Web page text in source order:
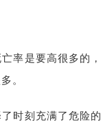
率是要高很多的，
。
时刻充满了危险的